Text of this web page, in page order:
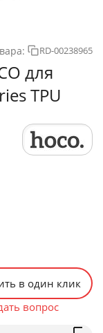
RD-00238965
для
TPU
в один клик
вопрос